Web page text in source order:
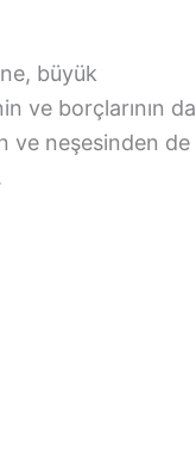
büyük
ve borçlarının da
ve neşesinden de